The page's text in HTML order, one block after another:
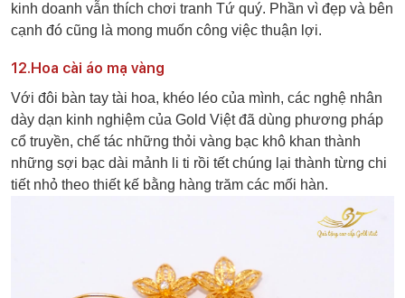
kinh doanh vẫn thích chơi tranh Tứ quý. Phần vì đẹp và bên
cạnh đó cũng là mong muốn công việc thuận lợi.
12.Hoa cài áo mạ vàng
Với đôi bàn tay tài hoa, khéo léo của mình, các nghệ nhân
dày dạn kinh nghiệm của Gold Việt đã dùng phương pháp
cổ truyền, chế tác những thỏi vàng bạc khô khan thành
những sợi bạc dài mảnh li ti rồi tết chúng lại thành từng chi
tiết nhỏ theo thiết kế bằng hàng trăm các mối hàn.